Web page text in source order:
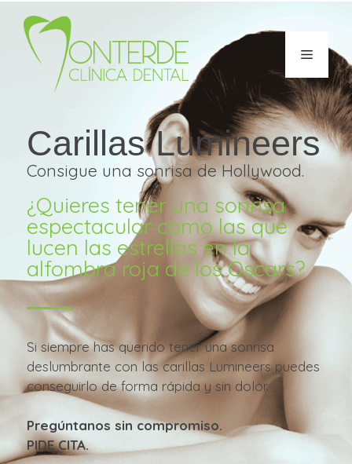
Carillas Lumineers
Consigue una sonrisa de Hollywood.
¿Quieres tener una sonrisa
espectacular como las que
lucen las estrellas en la
alfombra roja de los Oscars?
Si siempre has querido tener una sonrisa
deslumbrante con las carillas Lumineers puedes
conseguirlo de forma rápida y sin dolor.
Pregúntanos sin compromiso.
PIDE CITA.